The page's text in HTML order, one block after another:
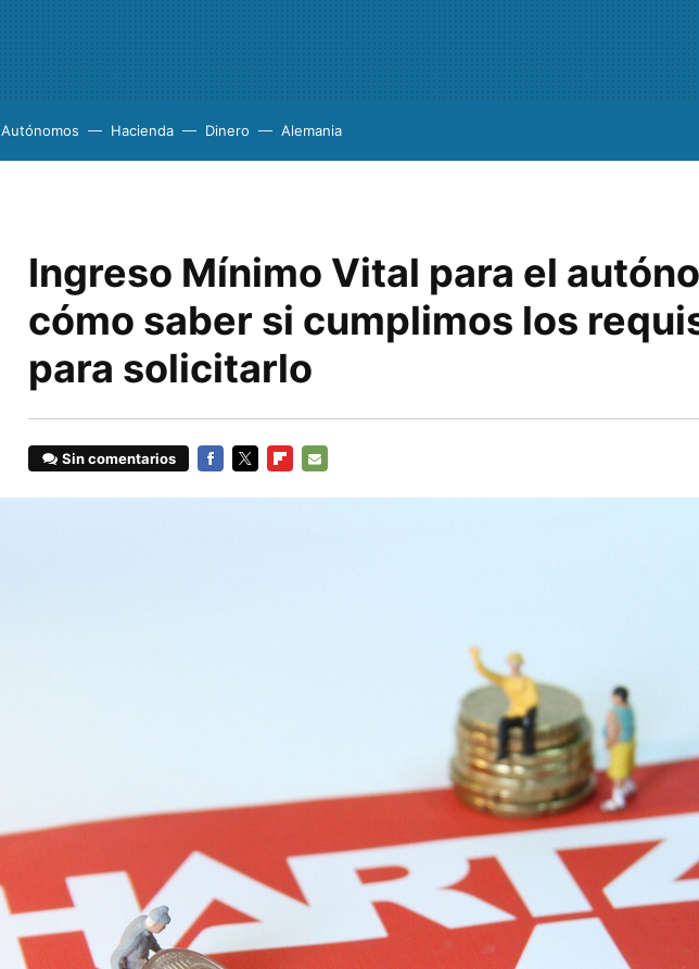
Autónomos Hacienda Dinero Alemania
Ingreso Mínimo Vital para el
cómo saber si cumplimos los
para solicitarlo
Sin comentarios